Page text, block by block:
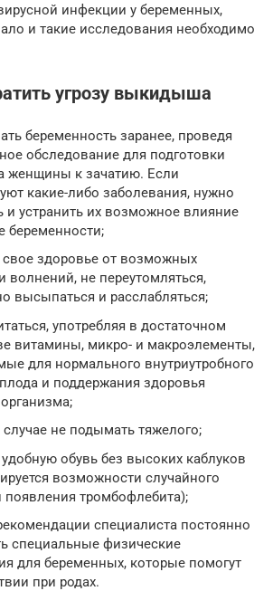
инфекции у беременных,
и такие исследования необходимо
угрозу выкидыша
беременность заранее, проведя
обследование для подготовки
женщины к зачатию. Если
какие-либо заболевания, нужно
и устранить их возможное влияние
беременности;
свое здоровье от возможных
волнений, не переутомляться,
высыпаться и расслабляться;
употребляя в достаточном
витамины, микро- и макроэлементы,
для нормального внутриутробного
и поддержания здоровья
не подымать тяжелого;
обувь без высоких каблуков
возможности случайного
появления тромбофлебита);
специалиста постоянно
специальные физические
для беременных, которые помогут
при родах.